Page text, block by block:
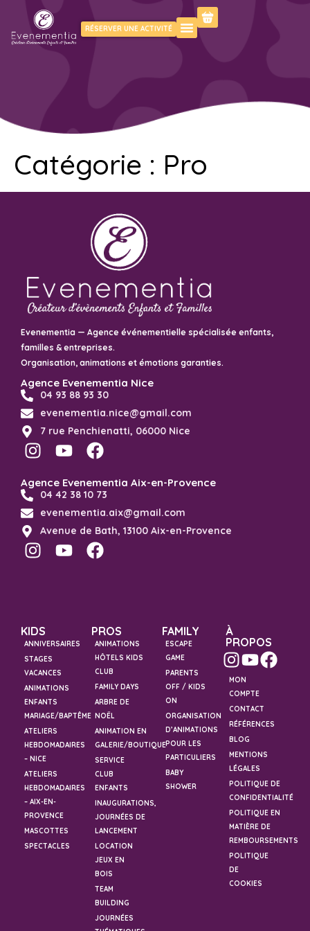
RÉSERVER UNE ACTIVITÉ
Catégorie : Pro
Evenementia — Agence événementielle spécialisée enfants,
familles & entreprises.
Organisation, animations et émotions garanties.
Agence Evenementia Nice
04 93 88 93 30
evenementia.nice@gmail.com
7 rue Penchienatti, 06000 Nice
Agence Evenementia Aix-en-Provence
04 42 38 10 73
evenementia.aix@gmail.com
Avenue de Bath, 13100 Aix-en-Provence
KIDS
ANNIVERSAIRES
STAGES
VACANCES
ANIMATIONS
ENFANTS
MARIAGE/BAPTÊME
ATELIERS
HEBDOMADAIRES
– NICE
ATELIERS
HEBDOMADAIRES
– AIX-EN-
PROVENCE
MASCOTTES
SPECTACLES
PROS
ANIMATIONS
HÔTELS KIDS
CLUB
FAMILY DAYS
ARBRE DE
NOËL
ANIMATION EN
GALERIE/BOUTIQUE
SERVICE
CLUB
ENFANTS
INAUGURATIONS,
JOURNÉES DE
LANCEMENT
LOCATION
JEUX EN
BOIS
TEAM
BUILDING
JOURNÉES
FAMILY
ESCAPE
GAME
PARENTS
OFF / KIDS
ON
ORGANISATION
D’ANIMATIONS
POUR LES
PARTICULIERS
BABY
SHOWER
À
PROPOS
MON
COMPTE
CONTACT
RÉFÉRENCES
BLOG
MENTIONS
LÉGALES
POLITIQUE DE
CONFIDENTIALITÉ
POLITIQUE EN
MATIÈRE DE
REMBOURSEMENTS
POLITIQUE
DE
COOKIES